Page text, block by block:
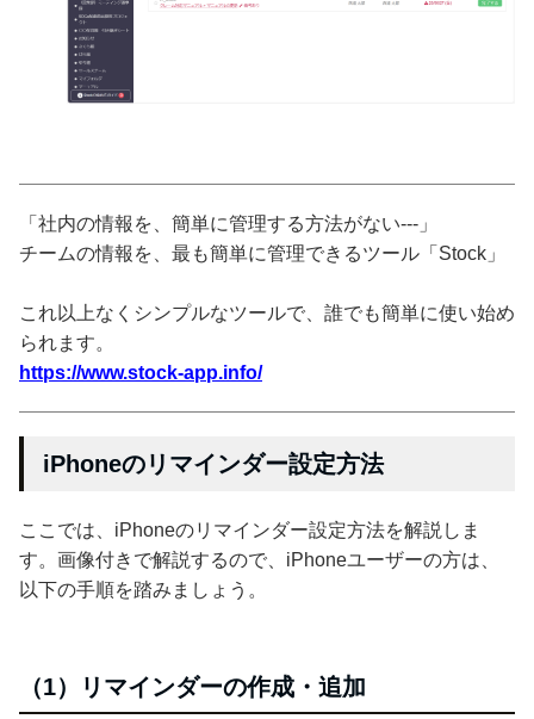
「社内の情報を、簡単に管理する方法がない---」
チームの情報を、最も簡単に管理できるツール「Stock」
これ以上なくシンプルなツールで、誰でも簡単に使い始め
られます。
https://www.stock-app.info/
iPhoneのリマインダー設定方法
ここでは、iPhoneのリマインダー設定方法を解説しま
す。画像付きで解説するので、iPhoneユーザーの方は、
以下の手順を踏みましょう。
（1）リマインダーの作成・追加